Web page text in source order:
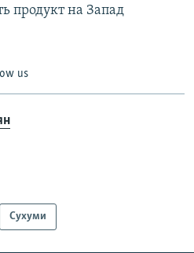
продукт на Запад
us
Сухуми